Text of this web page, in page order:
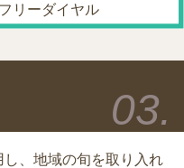
リーダイヤル
、地域の旬を取り入れ